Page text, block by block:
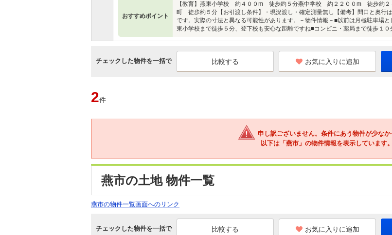
おすすめポイント
【教育】燕東小学校 約４００m 徒歩約５分燕中学校 約２２００m 徒歩約
町 徒歩約５分【お引渡し条件】・現況渡し・確定測量無し【備考】間口と奥行
です。実際の寸法と異なる可能性があります。－物件情報－■以前は月極駐車場
東小学校まで徒歩５分、登下校も安心な距離ですね■コンビニ・薬局まで徒歩１
チェックした物件を一括で お気に入りに追加
2件
申し訳ございません。条件にあう物件が少なか
以下は「燕市」の物件情報を表示しています。
燕市の土地 物件一覧
燕市の物件一覧画面へのリンク
チェックした物件を一括で お気に入りに追加